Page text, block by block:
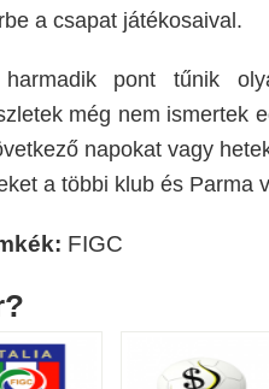
a csapat játékosaival.
pont tűnik
még nem ismertek
napokat vagy
a többi klub és Parma
FIGC